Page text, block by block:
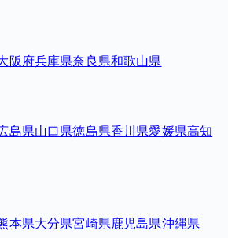
阪府兵庫県奈良県和歌山県
島県山口県徳島県香川県愛媛県高知
本県大分県宮崎県鹿児島県沖縄県